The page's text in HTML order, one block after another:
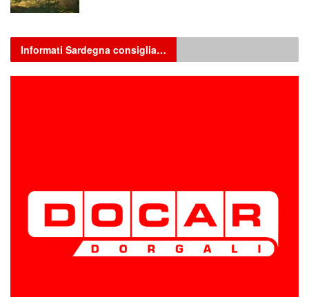
Informati Sardegna consiglia…